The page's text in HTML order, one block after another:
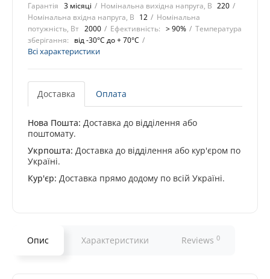
Гарантія 3 місяці Номінальна вихідна напруга, В 220
Номінальна вхідна напруга, В 12
Номінальна
потужність, Вт 2000 Ефективність: > 90%
Температура
зберігання:
від -30°C до + 70°C
Всі характеристики
Доставка Оплата
Нова Пошта: Доставка до відділення або
поштомату.
Укрпошта: Доставка до відділення або кур'єром по
Україні.
Кур'єр: Доставка прямо додому по всій Україні.
Опис Характеристики Reviews 0